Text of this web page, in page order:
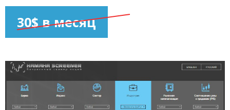
30$ в месяц